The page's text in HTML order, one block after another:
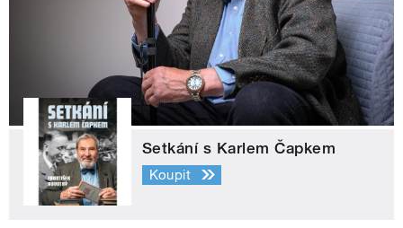
Setkání s Karlem Čapkem
Koupit